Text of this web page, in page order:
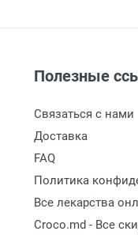
Полезные
Связаться с нами
Доставка
FAQ
Политика
Все лекарства
Croco.md - Все